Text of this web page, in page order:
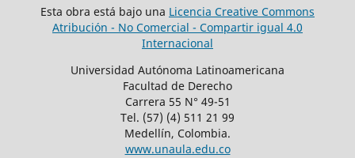
Esta obra está bajo una Licencia Creative Commons
Atribución - No Comercial - Compartir igual 4.0
Internacional
Universidad Autónoma Latinoamericana
Facultad de Derecho
Carrera 55 N° 49-51
Tel. (57) (4) 511 21 99
Medellín, Colombia.
www.unaula.edu.co